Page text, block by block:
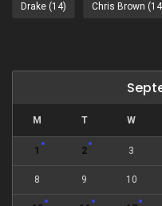
Drake (14) Chris Brown
M T W
1 2 3
8 9 10